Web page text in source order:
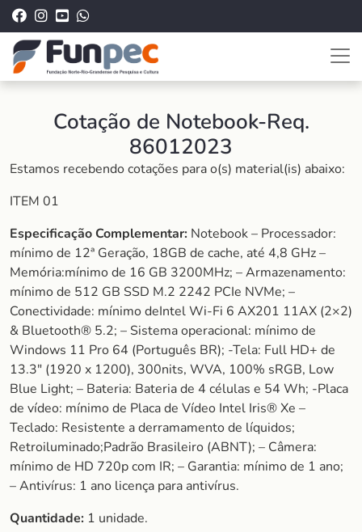
Cotação de Notebook-Req.
86012023
Estamos recebendo cotações para o(s) material(is) abaixo:
ITEM 01
Especificação Complementar: Notebook – Processador:
mínimo de 12ª Geração, 18GB de cache, até 4,8 GHz –
Memória:mínimo de 16 GB 3200MHz; – Armazenamento:
mínimo de 512 GB SSD M.2 2242 PCIe NVMe; –
Conectividade: mínimo deIntel Wi-Fi 6 AX201 11AX (2×2)
& Bluetooth® 5.2; – Sistema operacional: mínimo de
Windows 11 Pro 64 (Português BR); -Tela: Full HD+ de
13.3″ (1920 x 1200), 300nits, WVA, 100% sRGB, Low
Blue Light; – Bateria: Bateria de 4 células e 54 Wh; -Placa
de vídeo: mínimo de Placa de Vídeo Intel Iris® Xe –
Teclado: Resistente a derramamento de líquidos;
Retroiluminado;Padrão Brasileiro (ABNT); – Câmera:
mínimo de HD 720p com IR; – Garantia: mínimo de 1 ano;
– Antivírus: 1 ano licença para antivírus.
Quantidade: 1 unidade.